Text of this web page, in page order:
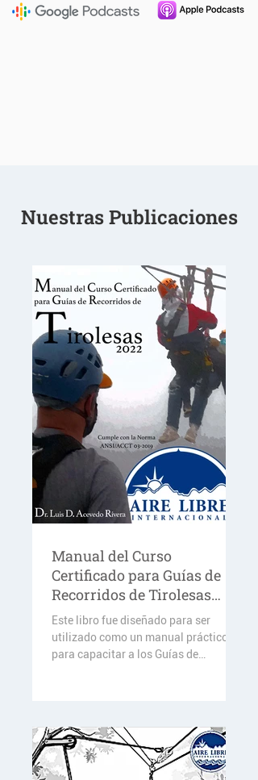
Nuestras Publicaciones
Manual del Curso
Certificado para Guías de
Recorridos de Tirolesas
2022
Este libro fue diseñado para ser
utilizado como un manual práctico
para capacitar a los Guías de